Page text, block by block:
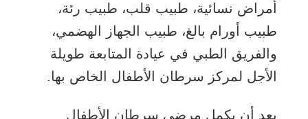
أمراض نسائية، طبيب قلب، طبيب رئة،
طبيب أورام بالغ، طبيب الجهاز الهضمي،
والفريق الطبي في عيادة المتابعة طويلة
الأجل لمركز سرطان الأطفال الخاص بها.
بعد أن يكمل مرضى سرطان الأطفال